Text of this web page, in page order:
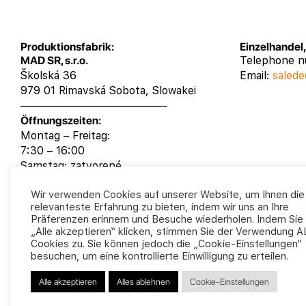
Produktionsfabrik:
MAD SR, s.r.o.
Školská 36
979 01 Rimavská Sobota, Slowakei
—————————————-
Öffnungszeiten:
Montag – Freitag:
7:30 – 16:00
Samstag: zatvorené
Telephone
Email:
Wir verwenden Cookies auf unserer Website, um Ihnen die
relevanteste Erfahrung zu bieten, indem wir uns an Ihre
Präferenzen erinnern und Besuche wiederholen. Indem Sie
„Alle akzeptieren“ klicken, stimmen Sie der Verwendung
Cookies zu. Sie können jedoch die „Cookie-Einstellungen“
besuchen, um eine kontrollierte Einwilligung zu erteilen.
Alle akzeptieren Alles ablehnen Cookie-Einstellungen